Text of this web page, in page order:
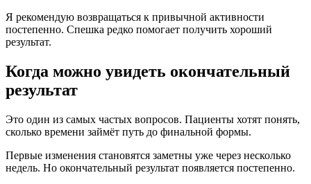
Я рекомендую возвращаться к привычной активности
постепенно. Спешка редко помогает получить хороший
результат.
Когда можно увидеть окончательный
результат
Это один из самых частых вопросов. Пациенты хотят понять,
сколько времени займёт путь до финальной формы.
Первые изменения становятся заметны уже через несколько
недель. Но окончательный результат появляется постепенно.